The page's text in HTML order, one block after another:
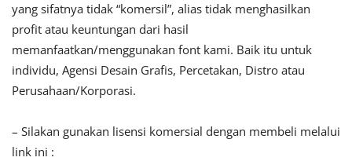
yang sifatnya tidak “komersil”, alias tidak menghasilkan
profit atau keuntungan dari hasil
memanfaatkan/menggunakan font kami. Baik itu untuk
individu, Agensi Desain Grafis, Percetakan, Distro atau
Perusahaan/Korporasi.
– Silakan gunakan lisensi komersial dengan membeli melalui
link ini :